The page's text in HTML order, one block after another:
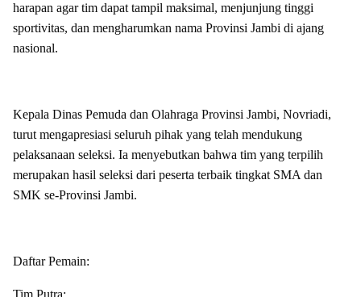
harapan agar tim dapat tampil maksimal, menjunjung tinggi
sportivitas, dan mengharumkan nama Provinsi Jambi di ajang
nasional.
Kepala Dinas Pemuda dan Olahraga Provinsi Jambi, Novriadi,
turut mengapresiasi seluruh pihak yang telah mendukung
pelaksanaan seleksi. Ia menyebutkan bahwa tim yang terpilih
merupakan hasil seleksi dari peserta terbaik tingkat SMA dan
SMK se-Provinsi Jambi.
Daftar Pemain: